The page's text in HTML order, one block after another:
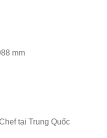
mm
tại Trung Quốc